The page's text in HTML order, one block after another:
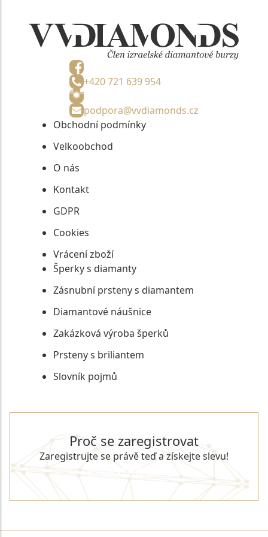
+420 721 639 954
podpora@vvdiamonds.cz
Obchodní podmínky
Velkoobchod
O nás
Kontakt
GDPR
Cookies
Vrácení zboží
Šperky s diamanty
Zásnubní prsteny s diamantem
Diamantové náušnice
Zakázková výroba šperků
Prsteny s briliantem
Slovník pojmů
Proč se zaregistrovat
Zaregistrujte se právě teď a získejte slevu!
REGISTROVAT SE